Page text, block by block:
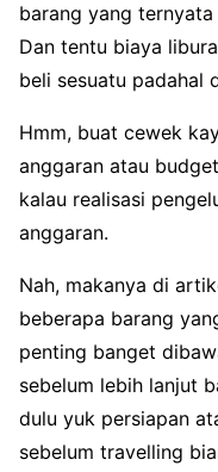
barang yang
Dan tentu biaya
beli sesuatu padahal
Hmm, buat cewek
anggaran atau
kalau realisasi
anggaran.
Nah, makanya di
beberapa barang
penting banget
sebelum lebih lanjut
dulu yuk persiapan
sebelum travelling